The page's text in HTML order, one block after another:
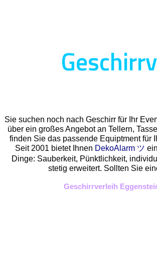
Sie suchen noch nach Geschirr für Ihr
über ein großes Angebot an Tellern,
finden Sie das passende Equiptment für
Seit 2001 bietet Ihnen DekoAlarm ツ
Dinge: Sauberkeit, Pünktlichkeit,
stetig erweitert. Sollten Sie
Geschirrverleih